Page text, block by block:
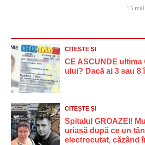
13
CITEȘTE ȘI
CE ASCUNDE ultima
ului? Dacă ai 3 sau 8
CITEȘTE ȘI
Spitalul GROAZEI!
uriașă după ce un
electrocutat, căzând